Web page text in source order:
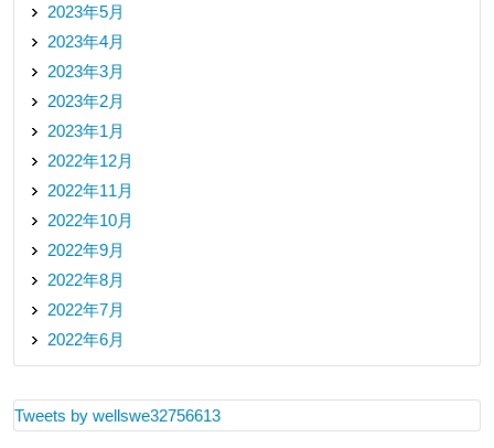
2023年5月
2023年4月
2023年3月
2023年2月
2023年1月
2022年12月
2022年11月
2022年10月
2022年9月
2022年8月
2022年7月
2022年6月
Tweets by wellswe32756613